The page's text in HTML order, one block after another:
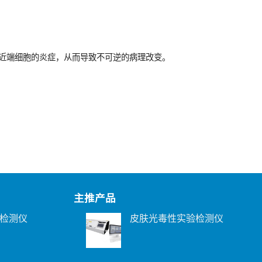
细胞的炎症，从而导致不可逆的病理改变。
测仪
主推产品
皮肤光毒性实验检测仪